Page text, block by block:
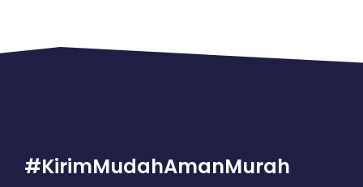
#KirimMudahAmanMurah